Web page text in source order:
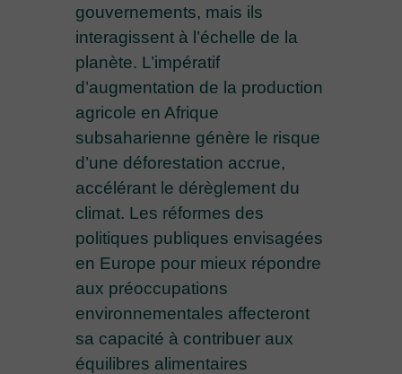
gouvernements, mais ils
interagissent à l’échelle de la
planète. L’impératif
d’augmentation de la production
agricole en Afrique
subsaharienne génère le risque
d’une déforestation accrue,
accélérant le dérèglement du
climat. Les réformes des
politiques publiques envisagées
en Europe pour mieux répondre
aux préoccupations
environnementales affecteront
sa capacité à contribuer aux
équilibres alimentaires